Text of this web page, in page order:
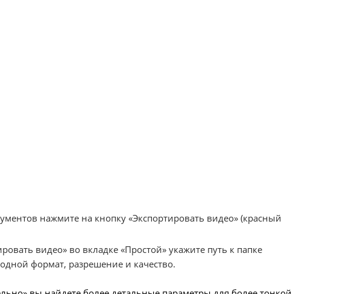
нажмите на кнопку «Экспортировать видео» (красный
видео» во вкладке «Простой» укажите путь к папке
формат, разрешение и качество.